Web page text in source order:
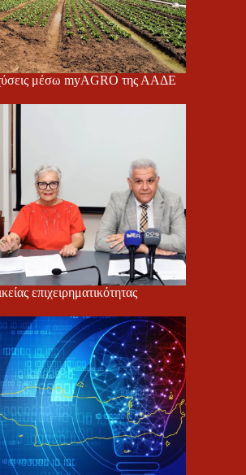
μέσω myAGRO της ΑΑΔΕ
επιχειρηματικότητας